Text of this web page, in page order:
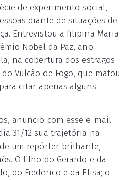
de experimento social,
diante de situações de
Entrevistou a filipina Maria
Nobel da Paz, ano
na cobertura dos estragos
Vulcão de Fogo, que matou
citar apenas alguns
anuncio com esse e-mail
31/12 sua trajetória na
um repórter brilhante,
O filho do Gerardo e da
do Frederico e da Elisa; o